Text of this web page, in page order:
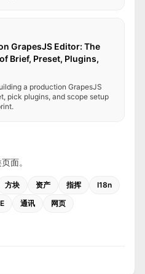
GrapesJS Editor: The
Brief, Preset, Plugins,
a production GrapesJS
pick plugins, and scope setup
面。
方块 资产 指挥
I18n
通讯
网页